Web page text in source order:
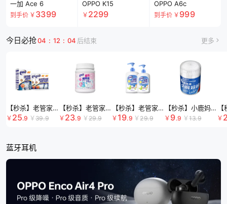
一加 Ace 6
到手价 ￥ 3399
OPPO K15
￥ 2299
OPPO A6c
到手价 ￥ 999
今日必抢04 : 12 : 03 后结束 更多
【秒杀】老管家洗衣机槽清洁剂组合装 125g*3袋/盒*3 白色
￥ 25.9 ￥ 39.9
【秒杀】老管家香氛爆炸盐 1kg 白色
￥ 23.9 ￥29.9
【秒杀】老管家抑菌洗手液组合装
￥ 19.9 ￥29.9
【秒杀】小鹿妈妈
￥ 9.9 ￥ 13.9 ￥
蓝牙耳机